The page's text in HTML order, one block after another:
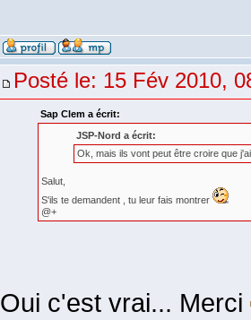
Posté le: 15 Fév 2010,
Sap Clem a écrit:
JSP-Nord a écrit:
Ok, mais ils vont peut être croire que
Salut,
S'ils te demandent , tu leur fais montrer
@+
Oui c'est vrai... Merci